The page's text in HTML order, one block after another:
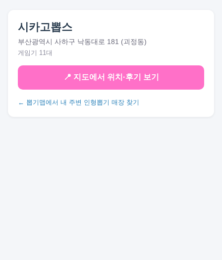
시카고뽑스
부산광역시 사하구 낙동대로 181 (괴정동)
게임기 11대
📍 지도에서 위치·후기 보기
← 뽑기맵에서 내 주변 인형뽑기 매장 찾기